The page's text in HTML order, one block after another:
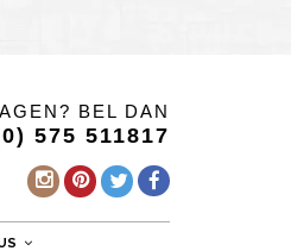
BEL DAN
575 511817